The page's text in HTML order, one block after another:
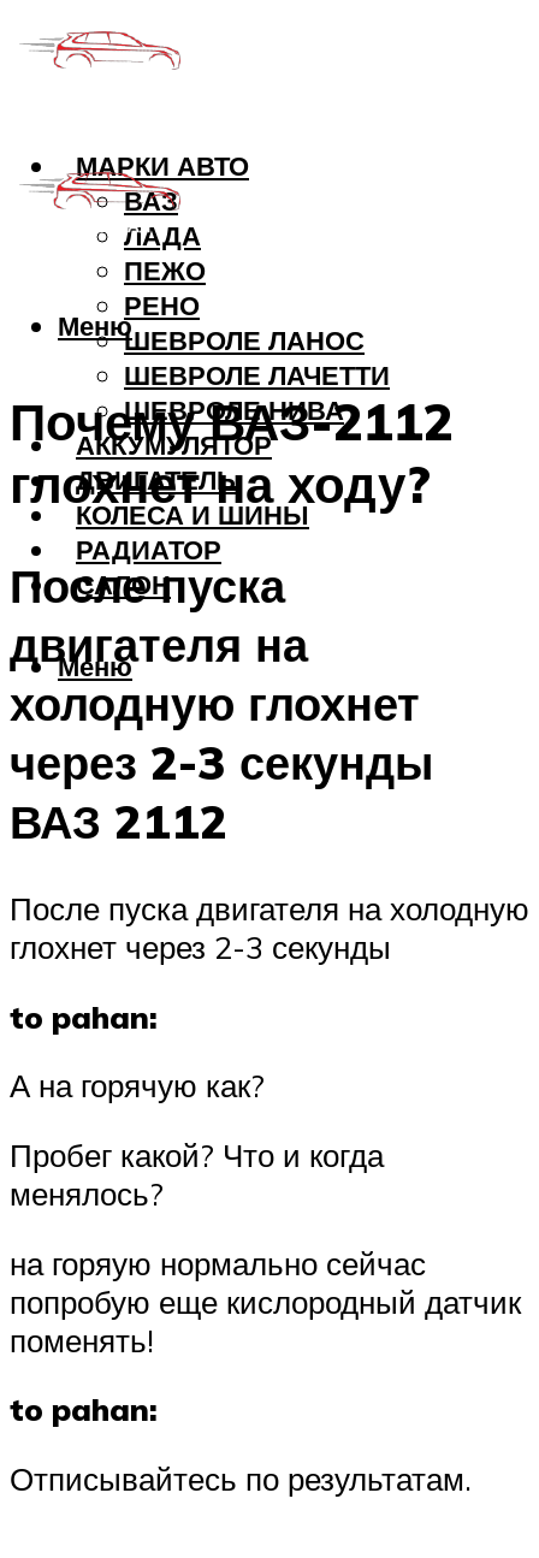
МАРКИ АВТО
ВАЗ
ЛАДА
ПЕЖО
РЕНО
ШЕВРОЛЕ ЛАНОС
ШЕВРОЛЕ ЛАЧЕТТИ
ШЕВРОЛЕ НИВА
АККУМУЛЯТОР
ДВИГАТЕЛЬ
КОЛЕСА И ШИНЫ
РАДИАТОР
САЛОН
Меню
Меню
Почему ВАЗ-2112
глохнет на ходу?
После пуска
двигателя на
холодную глохнет
через 2-3 секунды
ВАЗ 2112
После пуска двигателя на холодную
глохнет через 2-3 секунды
to pahan:
А на горячую как?
Пробег какой? Что и когда
менялось?
на горяую нормально сейчас
попробую еще кислородный датчик
поменять!
to pahan:
Отписывайтесь по результатам.